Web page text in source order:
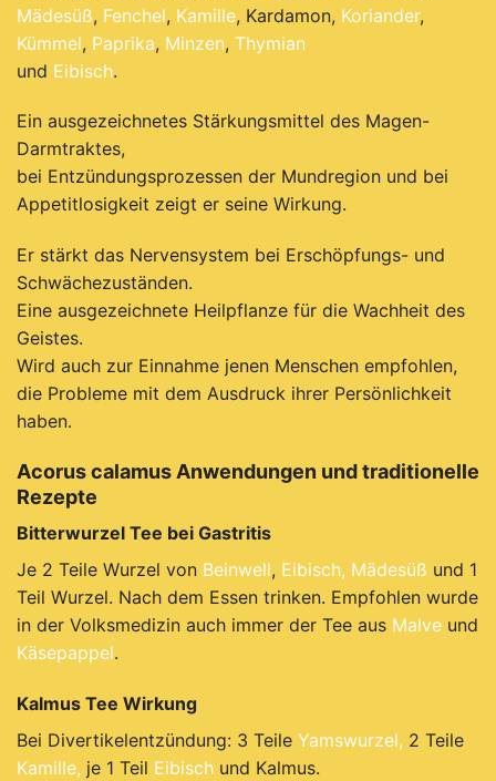
Mädesüß, Fenchel, Kamille, Kardamon, Koriander,
Kümmel, Paprika, Minzen, Thymian
und Eibisch.
Ein ausgezeichnetes Stärkungsmittel des Magen-
Darmtraktes,
bei Entzündungsprozessen der Mundregion und bei
Appetitlosigkeit zeigt er seine Wirkung.
Er stärkt das Nervensystem bei Erschöpfungs- und
Schwächezuständen.
Eine ausgezeichnete Heilpflanze für die Wachheit des
Geistes.
Wird auch zur Einnahme jenen Menschen empfohlen,
die Probleme mit dem Ausdruck ihrer Persönlichkeit
haben.
Acorus calamus Anwendungen und traditionelle
Rezepte
Bitterwurzel Tee bei Gastritis
Je 2 Teile Wurzel von Beinwell, Eibisch, Mädesüß und 1
Teil Wurzel. Nach dem Essen trinken. Empfohlen wurde
in der Volksmedizin auch immer der Tee aus Malve und
Käsepappel.
Kalmus Tee Wirkung
Bei Divertikelentzündung: 3 Teile Yamswurzel, 2 Teile
Kamille, je 1 Teil Eibisch und Kalmus.